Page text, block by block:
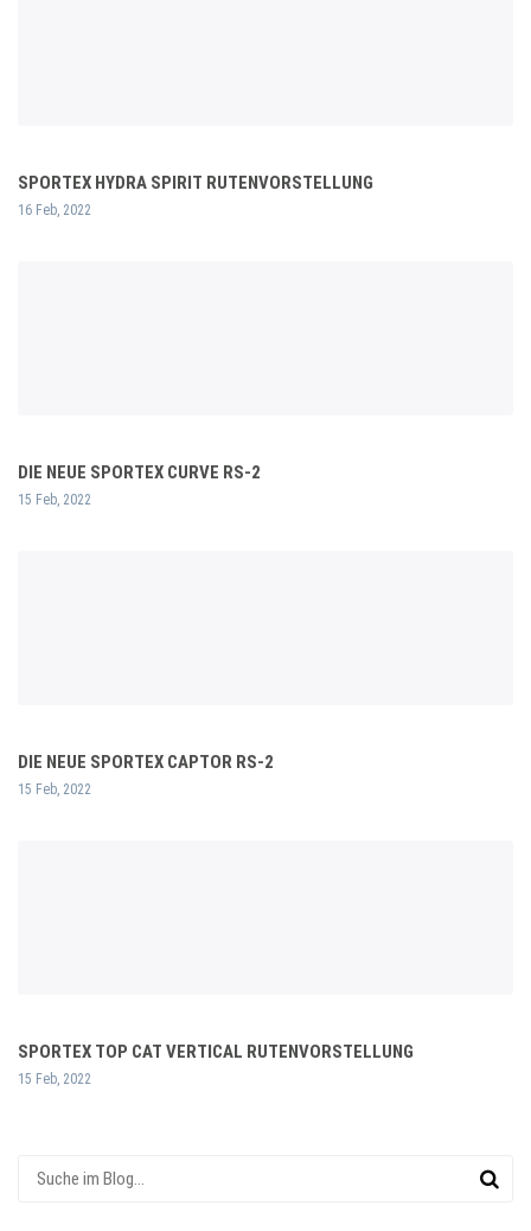
SPORTEX HYDRA SPIRIT RUTENVORSTELLUNG
16 Feb, 2022
DIE NEUE SPORTEX CURVE RS-2
15 Feb, 2022
DIE NEUE SPORTEX CAPTOR RS-2
15 Feb, 2022
SPORTEX TOP CAT VERTICAL RUTENVORSTELLUNG
15 Feb, 2022